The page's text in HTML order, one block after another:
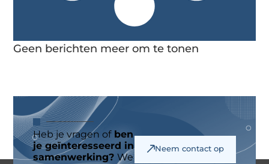
Geen berichten meer om te tonen
Heb je vragen ofben
je geïnteresseerd in
samenwerking? We
Neem contact op